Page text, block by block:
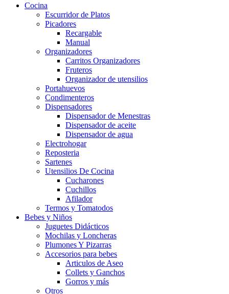
Cocina
Escurridor de Platos
Picadores
Recargable
Manual
Organizadores
Carritos Organizadores
Fruteros
Organizador de utensilios
Portahuevos
Condimenteros
Dispensadores
Dispensador de Menestras
Dispensador de aceite
Dispensador de agua
Electrohogar
Reposteria
Sartenes
Utensilios De Cocina
Cucharones
Cuchillos
Afilador
Termos y Tomatodos
Bebes y Niños
Juguetes Didácticos
Mochilas y Loncheras
Plumones Y Pizarras
Accesorios para bebes
Articulos de Aseo
Collets y Ganchos
Gorros y más
Otros